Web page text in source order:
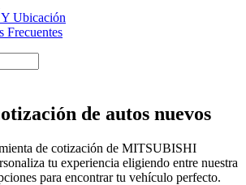
Ubicación
Frecuentes
de autos nuevos
de cotización de MITSUBISHI
tu experiencia eligiendo entre nuestra
para encontrar tu vehículo perfecto.